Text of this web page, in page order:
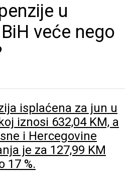
u
veće nego
isplaćena za jun u
iznosi 632,04 KM, a
i Hercegovine
je za 127,99 KM
17 %.